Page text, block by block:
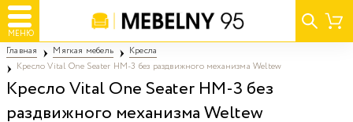
МЕНЮ
Главная Мягкая мебель
Кресла
Кресло Vital One Seater HM-3 без раздвижного механизма Weltew
Кресло Vital One Seater HM-3 без
раздвижного механизма Weltew